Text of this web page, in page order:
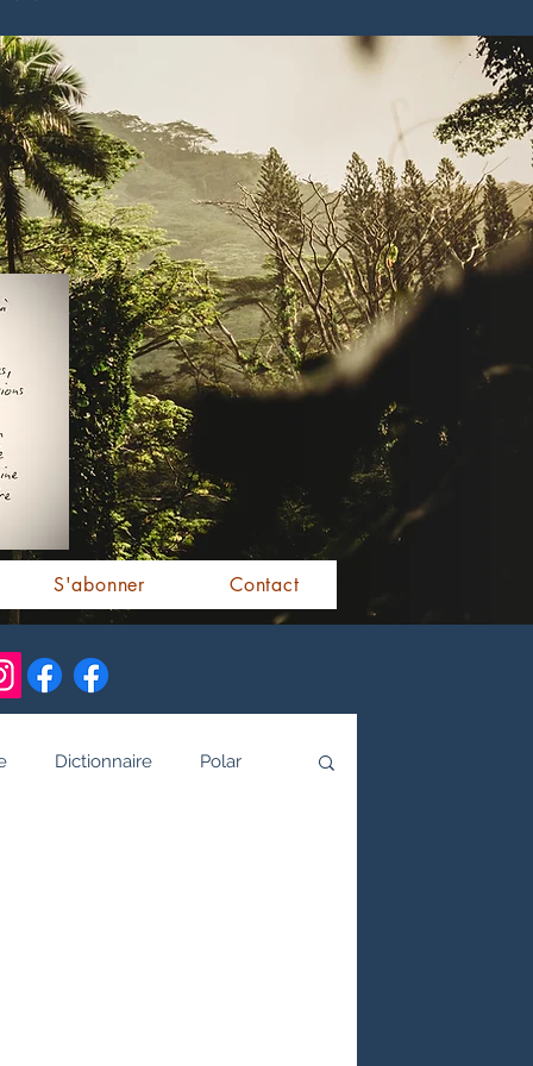
S'abonner Contact
Dictionnaire Polar